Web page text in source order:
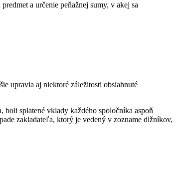
a určenie peňažnej sumy, v akej sa
upravia aj niektoré záležitosti obsiahnuté
splatené vklady každého spoločníka aspoň
zakladateľa, ktorý je vedený v zozname dlžníkov,